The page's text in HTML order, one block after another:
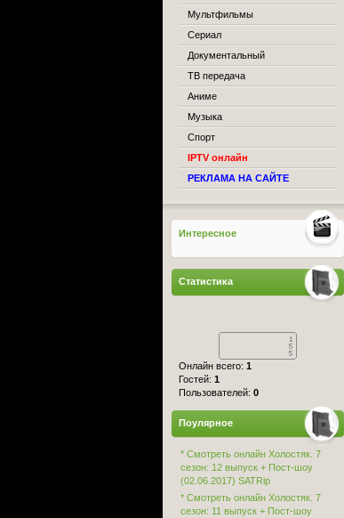
Мультфильмы
Сериал
Документальный
ТВ передача
Аниме
Музыка
Спорт
IPTV онлайн
РЕКЛАМА НА САЙТЕ
Интересное
Статистика
Онлайн всего: 1
Гостей: 1
Пользователей: 0
Поулярное
* Смотреть онлайн Холостяк. 7
сезон: 12 выпуск + Пост-шоу
(02.06.2017) SATRip
* Смотреть онлайн Холостяк. 7
сезон: 11 выпуск + Пост-шоу